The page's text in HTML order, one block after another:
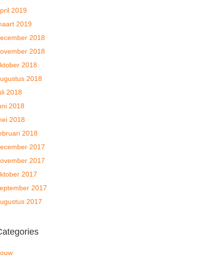
2019
2019
2018
2018
2018
2018
2018
2018
2018
2018
2017
2017
2017
2017
2017